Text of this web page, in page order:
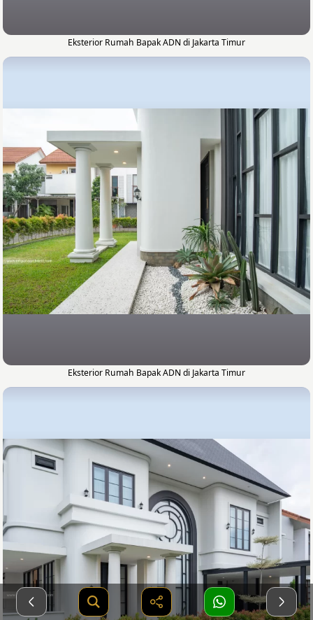
Eksterior Rumah Bapak ADN di Jakarta Timur
Eksterior Rumah Bapak ADN di Jakarta Timur